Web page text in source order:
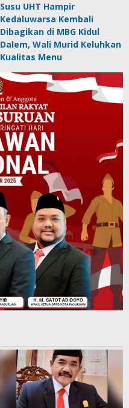
Susu UHT Hampir
Kedaluwarsa Kembali
Dibagikan di MBG Kidul
Dalem, Wali Murid Keluhkan
Kualitas Menu